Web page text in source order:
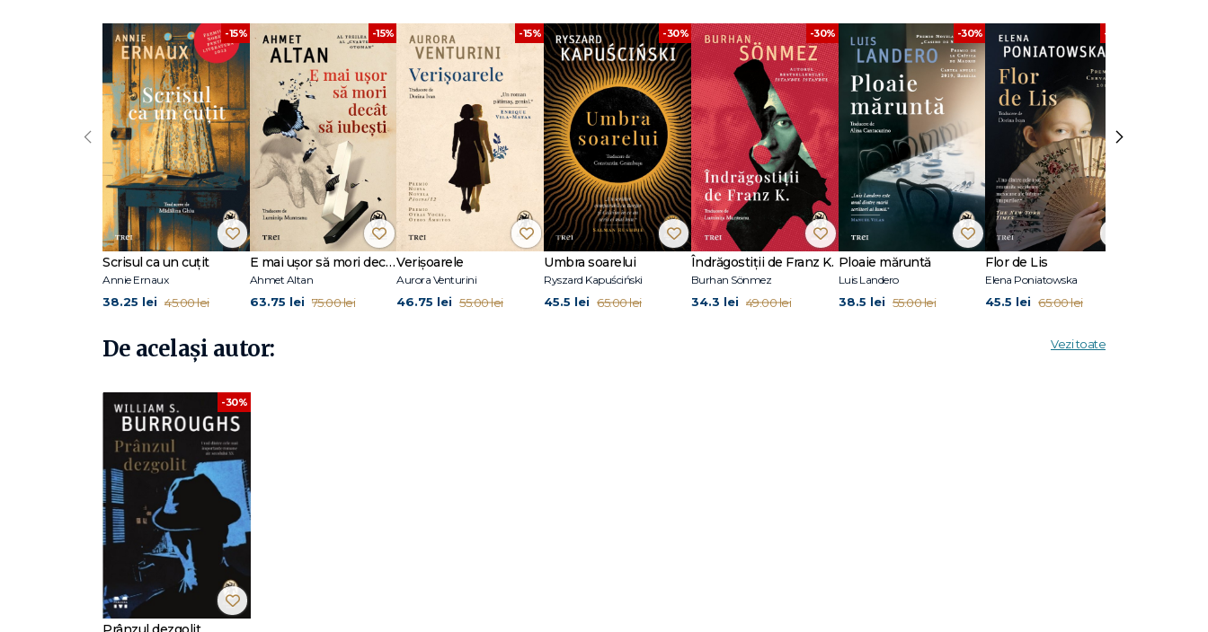
„Cel mai important scriitor care a apărut după al Doilea Război Mondial." J. G. Ballard
William S. Burroughs(1914-1997) s-a născut în St. Louis, Missouri. A studiat literatură engleză și antropologia la Harvard, apoi medicina la
Viena.
În 1951, pe când se afla în Mexic, și-a împușcat accidental soția. A debutat în 1953 cu
Junky , iar în 1959 a publicat (în Franța) romanulNaked
Lunch (Prânzul dezgolit).
Apariția în 1962 a ediției americane a provocat un imens scandal. În 1982 este ales membru în Academia Americană și în Institute of Arts and
Letters, iar statul francez îi acordă titlul de Commandeur de l’Ordre des Arts et des Lettres. Din opera lui William S. Burroughs, în seria Anansi.
Clasic au mai apărutPrânzul dezgolitșiQueer.
-15%
Scrisul ca un cuțit
Annie Ernaux
38.25 lei 45.00 lei
-15%
E mai ușor să mori decât să iubești (seria Cvartetul Otoman, vol.3)
Ahmet Altan
63.75 lei 75.00 lei
-15%
Verișoarele
Aurora Venturini
46.75 lei 55.00 lei
-30%
Umbra soarelui
Ryszard Kapuściński
45.5 lei 65.00 lei
-30%
Îndrăgostiții de Franz K.
Burhan Sönmez
34.3 lei 49.00 lei
-30%
Ploaie măruntă
Luis Landero
38.5 lei 55.00 lei
-30%
Flor de Lis
Elena Poniatowska
45.5 lei 65.00 lei
‹ ›
De același autor: Vezi toate
-30%